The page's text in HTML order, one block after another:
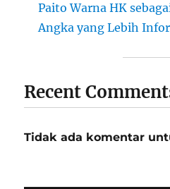
Paito Warna HK
Angka yang Lebih
Recent
Tidak ada komentar